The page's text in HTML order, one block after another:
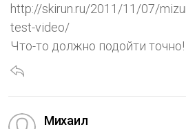
http://skirun.ru/2011/11/07/
test-video/
Что-то должно подойти точно!
Михаил